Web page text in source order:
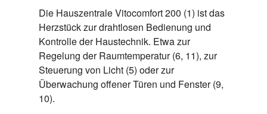
Die Hauszentrale Vitocomfort 200 (1) ist das
Herzstück zur drahtlosen Bedienung und
Kontrolle der Haustechnik. Etwa zur
Regelung der Raumtemperatur (6, 11), zur
Steuerung von Licht (5) oder zur
Überwachung offener Türen und Fenster (9,
10).